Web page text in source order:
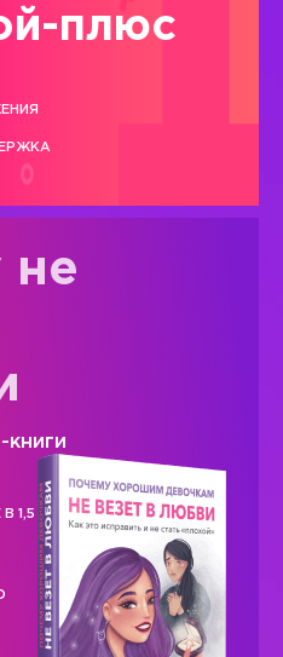
плюс
не
книги
1,5